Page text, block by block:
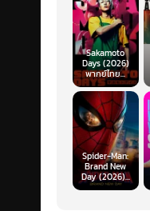
Sakamoto
Days (2026)
พากย์ไทย...
Spider-Man:
Brand New
Day (2026)...